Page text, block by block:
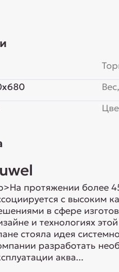
протяжении более
с высоким
в сфере
и технологиях
стояла идея
разработать
аква...